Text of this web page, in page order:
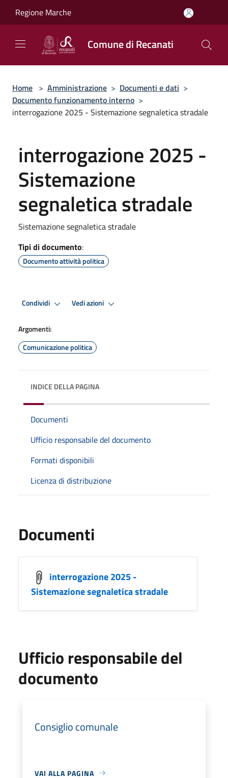
Regione Marche
Comune di Recanati
Home > Amministrazione > Documenti e dati >
Documento funzionamento interno >
interrogazione 2025 - Sistemazione segnaletica stradale
interrogazione 2025 -
Sistemazione
segnaletica stradale
Sistemazione segnaletica stradale
Tipi di documento:
Documento attività politica
Condividi Vedi azioni
Argomenti:
Comunicazione politica
INDICE DELLA PAGINA
Documenti
Ufficio responsabile del documento
Formati disponibili
Licenza di distribuzione
Documenti
interrogazione 2025 -
Sistemazione segnaletica stradale
Ufficio responsabile del
documento
Consiglio comunale
VAI ALLA PAGINA